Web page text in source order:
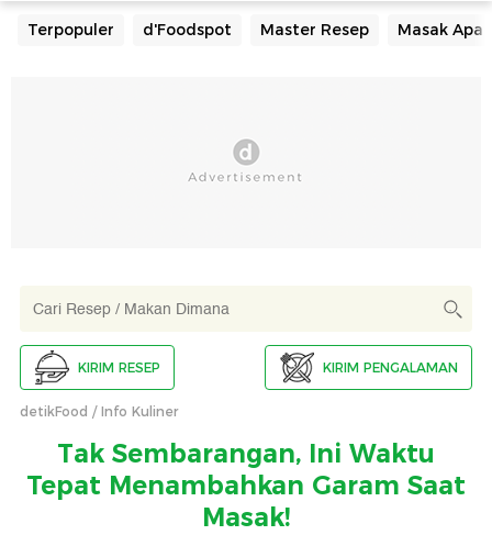
Terpopuler d'Foodspot Master Resep Masak Apa
KIRIM RESEP KIRIM PENGALAMAN
detikFood Info Kuliner
Tak Sembarangan, Ini Waktu
Tepat Menambahkan Garam Saat
Masak!